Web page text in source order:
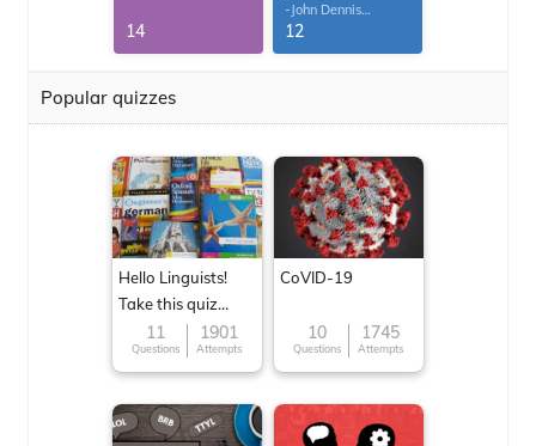
14
-John Dennis
G.Thomas
12
Popular quizzes
Hello Linguists!
Take this quiz
now!11
Questions
1901
Attempts
CoVID-19
10
Questions
1745
Attempts